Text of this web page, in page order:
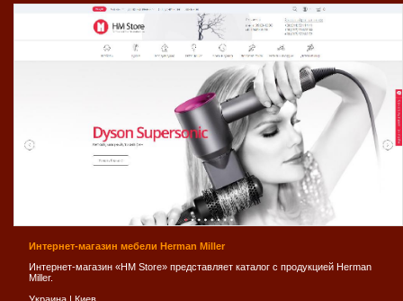
Интернет-магазин мебели Herman Miller
Интернет-магазин «HM Store» представляет каталог с продукцией Herman
Miller.